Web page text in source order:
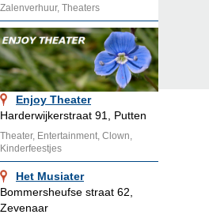
Zalenverhuur, Theaters
Enjoy Theater
Harderwijkerstraat 91, Putten
Theater, Entertainment, Clown,
Kinderfeestjes
Het Musiater
Bommersheufse straat 62,
Zevenaar